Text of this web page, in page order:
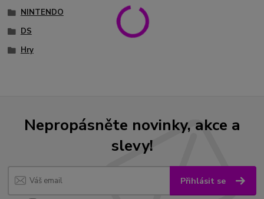
NINTENDO
DS
Hry
Nepropásněte novinky, akce a
slevy!
Přihlásit se